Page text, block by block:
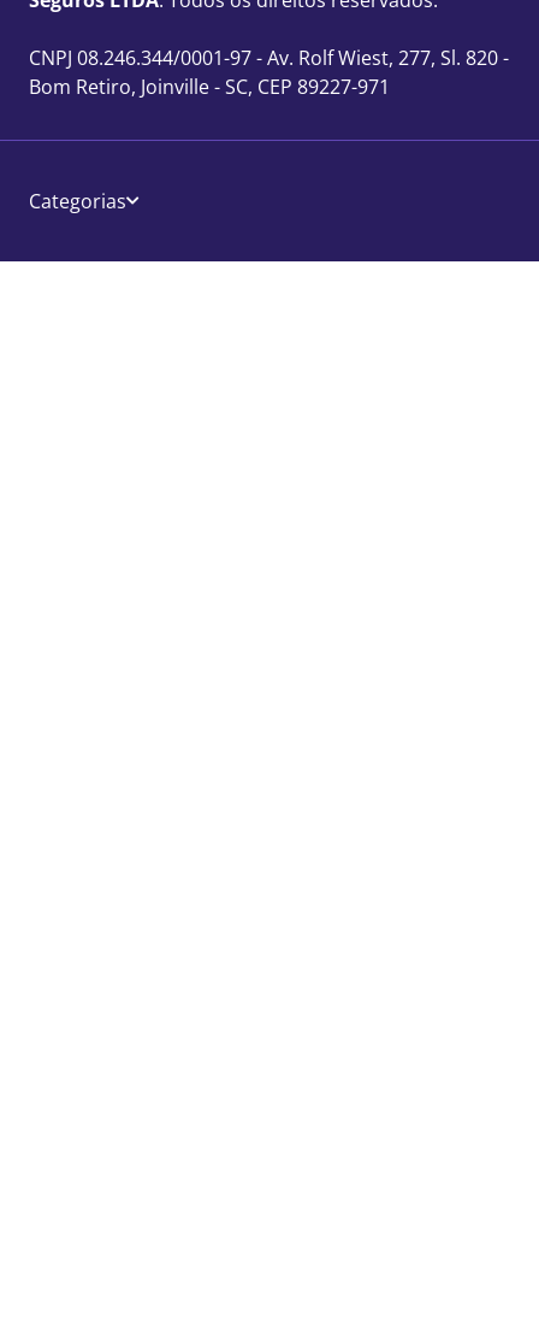
CNPJ 08.246.344/0001-97 - Av. Rolf Wiest, 277, Sl. 820 -
Bom Retiro, Joinville - SC, CEP 89227-971
Categorias